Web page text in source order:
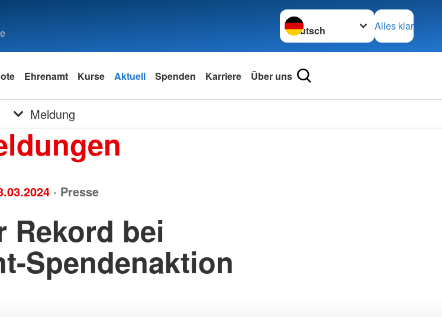
Sprache wechseln zu
Alles klar
Ehrenamt Kurse Aktuell Spenden Karriere Über uns
Meldung
· Presse
Rekord bei
Spendenaktion